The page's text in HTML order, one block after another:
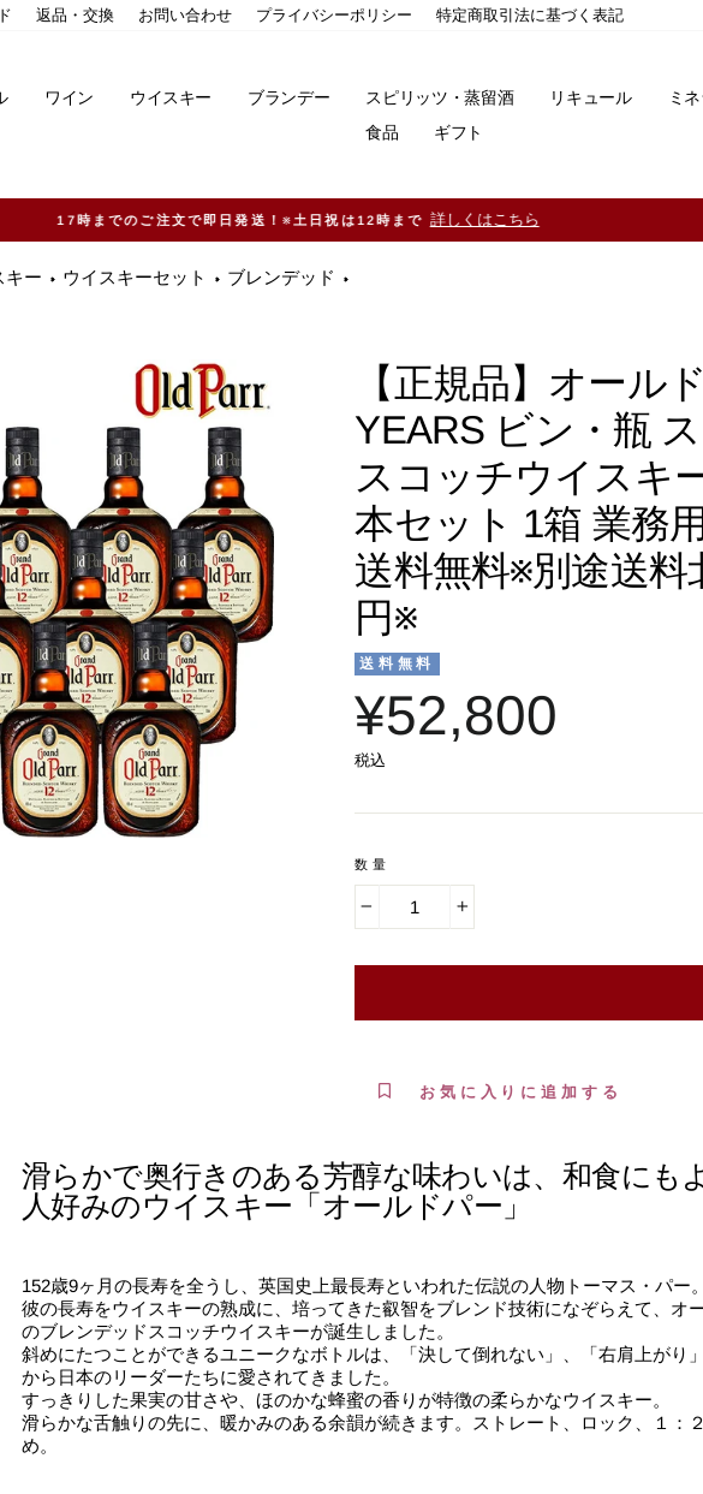
返品・交換 お問い合わせ プライバシーポリシー 特定商取引法に基づく表記
ワイン ウイスキー ブランデー スピリッツ・蒸留酒 リキュール ミ
食品
ギフト
11,000円（税込）以上ご購入で送料無料！※一部地域除く
キー ウイスキーセット ブレンデッド
【正規品】オール
YEARS ビン・瓶
スコッチウイスキ
本セット 1箱 業務
送料無料※別途送料
円※
送料無料
¥52,800
税込
数量
お気に入りに追加する
滑らかで奥行きのある芳醇な味わいは、和食にも
人好みのウイスキー「オールドパー」
152歳9ヶ月の長寿を全うし、英国史上最長寿といわれた伝説の人物トーマス・パー。
彼の長寿をウイスキーの熟成に、培ってきた叡智をブレンド技術になぞらえて、オ
のブレンデッドスコッチウイスキーが誕生しました。
斜めにたつことができるユニークなボトルは、「決して倒れない」、「右肩上がり
から日本のリーダーたちに愛されてきました。
すっきりした果実の甘さや、ほのかな蜂蜜の香りが特徴の柔らかなウイスキー。
滑らかな舌触りの先に、暖かみのある余韻が続きます。ストレート、ロック、１：
め。